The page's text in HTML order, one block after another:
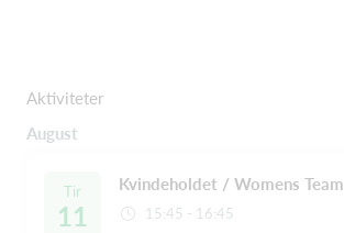
Aktiviteter
August
Tir
11
Kvindeholdet / Womens Team
15:45 - 16:45